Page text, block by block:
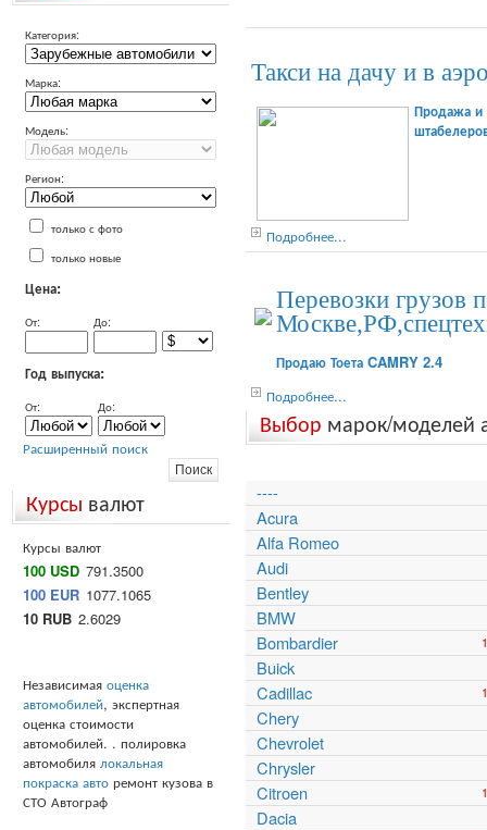
Категория:
Марка:
Модель:
Регион:
только с фото
только новые
Цена:
От: До:
Год выпуска:
От: До:
Расширенный поиск
Курсы валют
Курсы валют
100 USD 791.3500
100 EUR 1077.1065
10 RUB 2.6029
Независимая оценка
автомобилей, экспертная
оценка стоимости
автомобилей. . полировка
автомобиля локальная
покраска авто ремонт кузова в
СТО Автограф
Такси на дачу и в
Продажа и
Подробнее...
Перевозки грузов
Продаю Тоета CAMRY 2.4
Подробнее...
Выбор марок/моделей
----
Acura
Alfa Romeo
Audi
Bentley
BMW
Bombardier
Buick
Cadillac
Chery
Chevrolet
Chrysler
Citroen
Dacia